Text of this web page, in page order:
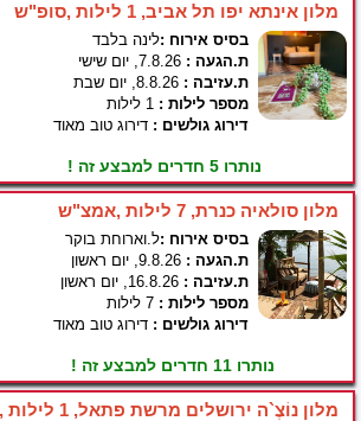
מלון אינתא יפו תל אביב, 1 לילות ,סופ"ש
בסיס אירוח :לינה בלבד
ת.הגעה :
ת.עזיבה :
מספר לילות :
דירוג גולשים : דירוג טוב מאוד
נותרו 5 חדרים למבצע זה !
מלון סולאיה כנרת, 7 לילות ,אמצ"ש
בסיס אירוח :ל.וארוחת בוקר
ת.הגעה :
ת.עזיבה :
מספר לילות :
דירוג גולשים : דירוג טוב מאוד
נותרו 11 חדרים למבצע זה !
מלון נוֹצֶ`ה ירושלים מרשת פתאל, 1 לילות ,סופ"ש